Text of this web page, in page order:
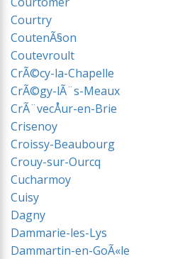
Courtry
CoutenÃ§on
Coutevroult
CrÃ©cy-la-Chapelle
CrÃ©gy-lÃ¨s-Meaux
CrÃ¨vecÅur-en-Brie
Crisenoy
Croissy-Beaubourg
Crouy-sur-Ourcq
Cucharmoy
Cuisy
Dagny
Dammarie-les-Lys
Dammartin-en-GoÃ«le